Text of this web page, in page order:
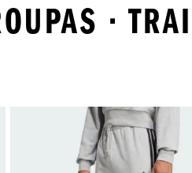
·
à Lista de Desejos